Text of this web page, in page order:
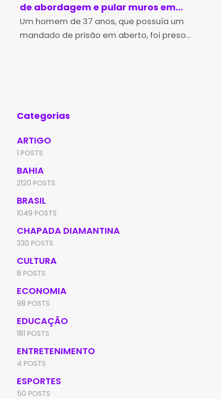
de abordagem e pular muros em
Brumado
Um homem de 37 anos, que possuía um
mandado de prisão em aberto, foi preso
Categorias
ARTIGO
1 POSTS
BAHIA
2120 POSTS
BRASIL
1049 POSTS
CHAPADA DIAMANTINA
330 POSTS
CULTURA
8 POSTS
ECONOMIA
98 POSTS
EDUCAÇÃO
181 POSTS
ENTRETENIMENTO
4 POSTS
ESPORTES
50 POSTS